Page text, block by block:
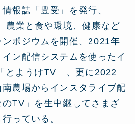
報誌「豊受」を発行、
農業と食や環境、健康など
ンポジウムを開催、2021年
ン配信システムを使ったイ
とようけTV」、更に2022
農場からインスタライブ配
TV」を生中継してさまざ
っている。